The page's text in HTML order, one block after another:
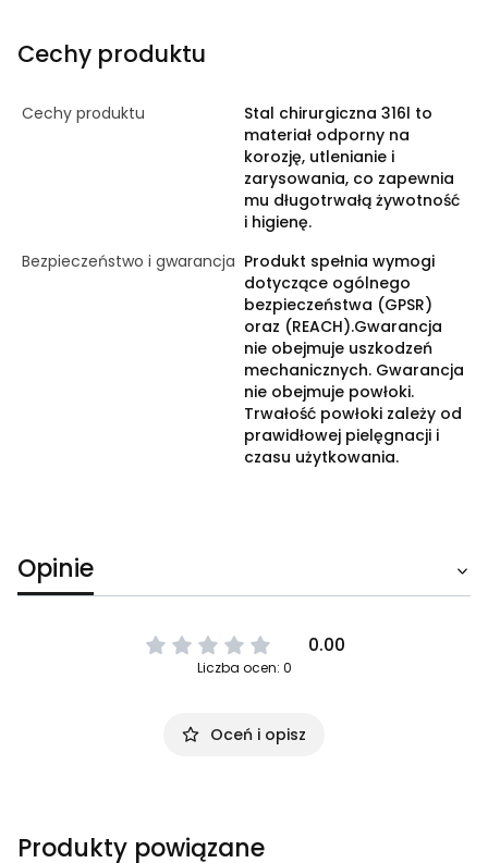
Cechy produktu
Cechy produktu
Stal chirurgiczna 316l to
materiał odporny na
korozję, utlenianie i
zarysowania, co zapewnia
mu długotrwałą żywotność
i higienę.
Bezpieczeństwo i gwarancja Produkt spełnia wymogi
dotyczące ogólnego
bezpieczeństwa (GPSR)
oraz (REACH).Gwarancja
nie obejmuje uszkodzeń
mechanicznych. Gwarancja
nie obejmuje powłoki.
Trwałość powłoki zależy od
prawidłowej pielęgnacji i
czasu użytkowania.
Opinie
0.00
Liczba ocen: 0
Oceń i opisz
Produkty powiązane